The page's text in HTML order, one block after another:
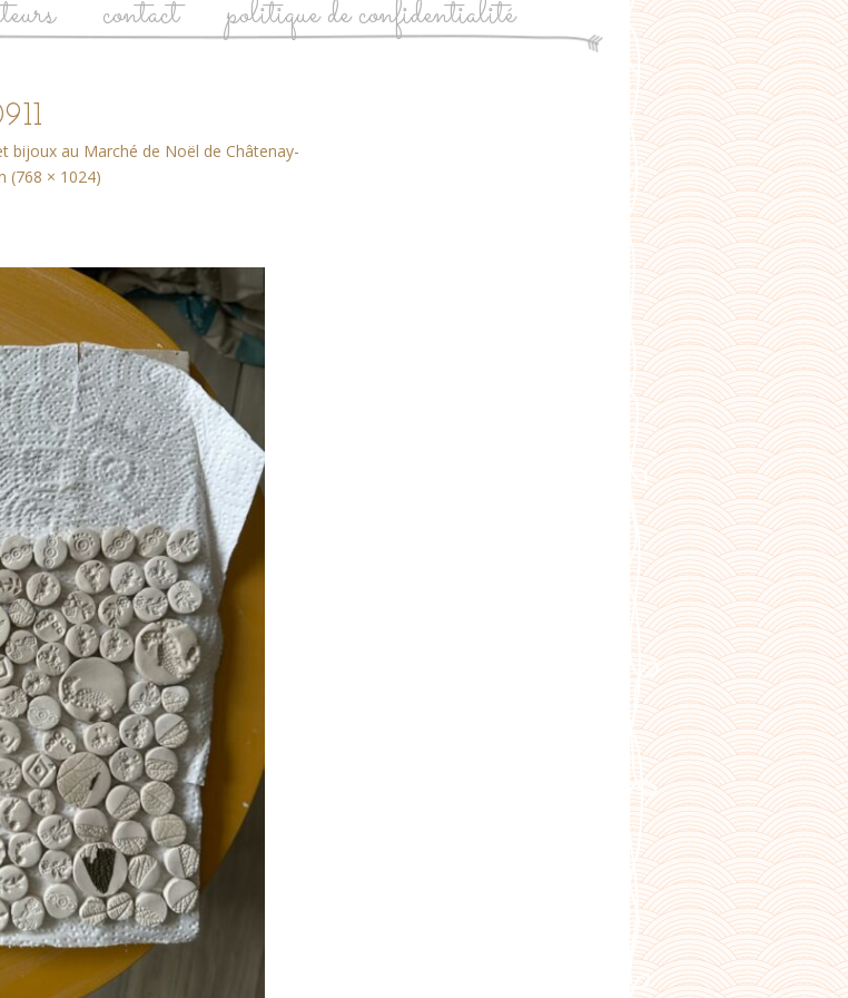
contact politique de confidentialité
bijoux au Marché de Noël de Châtenay-
(768 × 1024)